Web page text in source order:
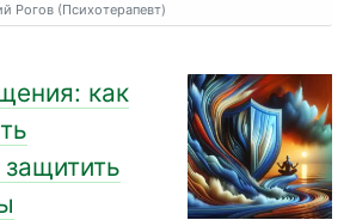
Рогов (Психотерапевт)
как